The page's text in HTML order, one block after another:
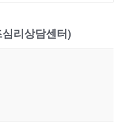
리상담센터)